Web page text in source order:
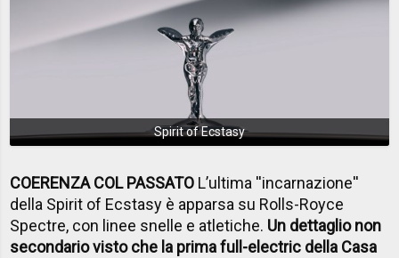
Spirit of Ecstasy
COERENZA COL PASSATO L’ultima ''incarnazione''
della Spirit of Ecstasy è apparsa su Rolls-Royce
Spectre, con linee snelle e atletiche. Un dettaglio non
secondario visto che la prima full-electric della Casa